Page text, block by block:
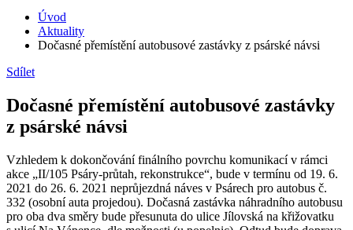
Úvod
Aktuality
Dočasné přemístění autobusové zastávky z psárské návsi
Sdílet
Dočasné přemístění autobusové zastávky
z psárské návsi
Vzhledem k dokončování finálního povrchu komunikací v rámci
akce „II/105 Psáry-průtah, rekonstrukce“, bude v termínu od 19. 6.
2021 do 26. 6. 2021 neprůjezdná náves v Psárech pro autobus č.
332 (osobní auta projedou). Dočasná zastávka náhradního autobusu
pro oba dva směry bude přesunuta do ulice Jílovská na křižovatku